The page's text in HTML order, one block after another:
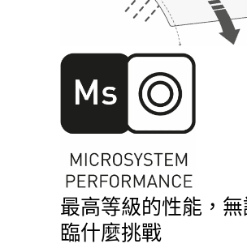
最高等級的性能，
臨什麼挑戰